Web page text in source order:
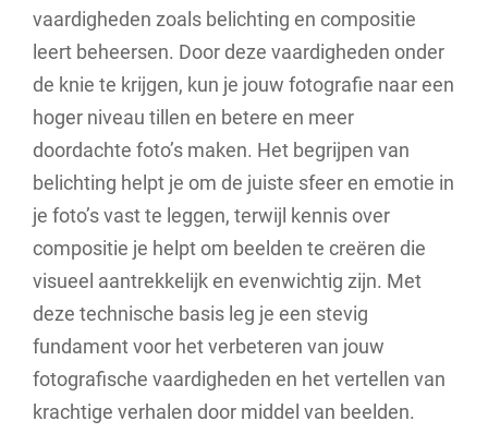
vaardigheden zoals belichting en compositie
leert beheersen. Door deze vaardigheden onder
de knie te krijgen, kun je jouw fotografie naar een
hoger niveau tillen en betere en meer
doordachte foto’s maken. Het begrijpen van
belichting helpt je om de juiste sfeer en emotie in
je foto’s vast te leggen, terwijl kennis over
compositie je helpt om beelden te creëren die
visueel aantrekkelijk en evenwichtig zijn. Met
deze technische basis leg je een stevig
fundament voor het verbeteren van jouw
fotografische vaardigheden en het vertellen van
krachtige verhalen door middel van beelden.